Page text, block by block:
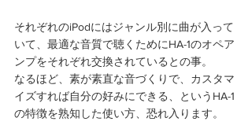
それぞれのiPodにはジャンル別に曲が入って
いて、最適な音質で聴くためにHA-1のオペア
ンプをそれぞれ交換されているとの事。
なるほど、素が素直な音づくりで、カスタマ
イズすれば自分の好みにできる、というHA-1
の特徴を熟知した使い方、恐れ入ります。